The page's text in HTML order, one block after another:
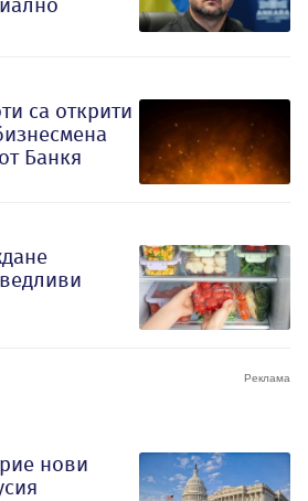
са открити
Банкя
нови